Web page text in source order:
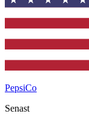
PepsiCo
Senast